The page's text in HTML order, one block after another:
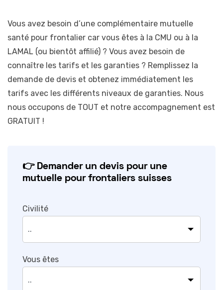
Vous avez besoin d’une complémentaire mutuelle
santé pour frontalier car vous êtes à la CMU ou à la
LAMAL (ou bientôt affilié) ? Vous avez besoin de
connaître les tarifs et les garanties ? Remplissez la
demande de devis et obtenez immédiatement les
tarifs avec les différents niveaux de garanties. Nous
nous occupons de TOUT et notre accompagnement est
GRATUIT !
👉 Demander un devis pour une
mutuelle pour frontaliers suisses
Civilité
Vous êtes